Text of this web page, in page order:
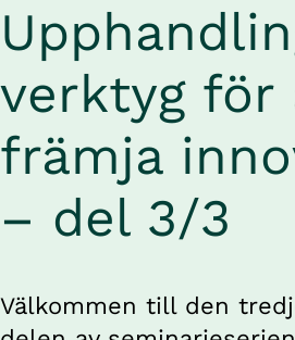
verktyg för
främja
– del 3/3
Välkommen till den